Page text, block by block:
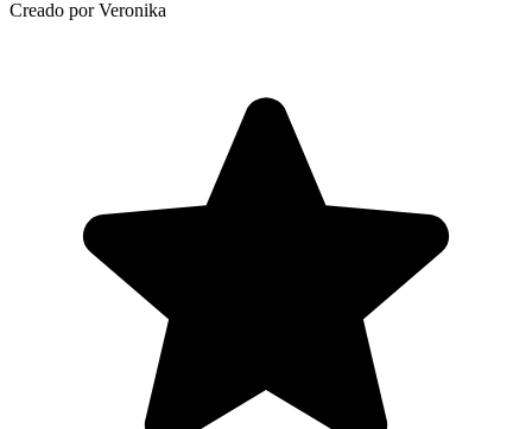
Creado por Veronika